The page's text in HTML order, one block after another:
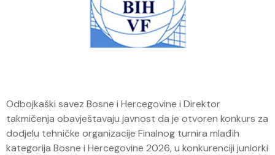
Odbojkaški savez Bosne i Hercegovine i Direktor
takmičenja obavještavaju javnost da je otvoren konkurs za
dodjelu tehničke organizacije Finalnog turnira mlađih
kategorija Bosne i Hercegovine 2026, u konkurenciji juniorki